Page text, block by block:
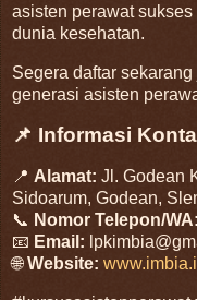
asisten perawat
dunia kesehatan.
Segera daftar
generasi asisten
📌 Informasi
📍 Alamat: Jl. Godean
Sidoarum, Godean,
📞 Nomor Telepon/WA:
📧 Email:
🌐Website: